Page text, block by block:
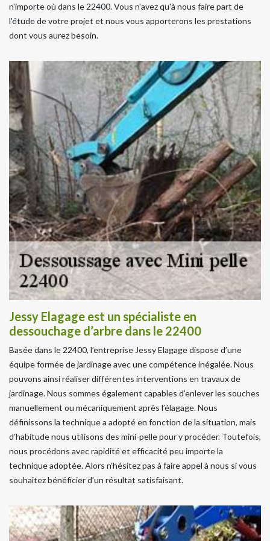
n'importe où dans le 22400. Vous n'avez qu'à nous faire part de
l'étude de votre projet et nous vous apporterons les prestations
dont vous aurez besoin.
Jessy Elagage est un spécialiste en
dessouchage d’arbre dans le 22400
Basée dans le 22400, l’entreprise Jessy Elagage dispose d’une
équipe formée de jardinage avec une compétence inégalée. Nous
pouvons ainsi réaliser différentes interventions en travaux de
jardinage. Nous sommes également capables d’enlever les souches
manuellement ou mécaniquement après l’élagage. Nous
définissons la technique a adopté en fonction de la situation, mais
d’habitude nous utilisons des mini-pelle pour y procéder. Toutefois,
nous procédons avec rapidité et efficacité peu importe la
technique adoptée. Alors n’hésitez pas à faire appel à nous si vous
souhaitez bénéficier d’un résultat satisfaisant.